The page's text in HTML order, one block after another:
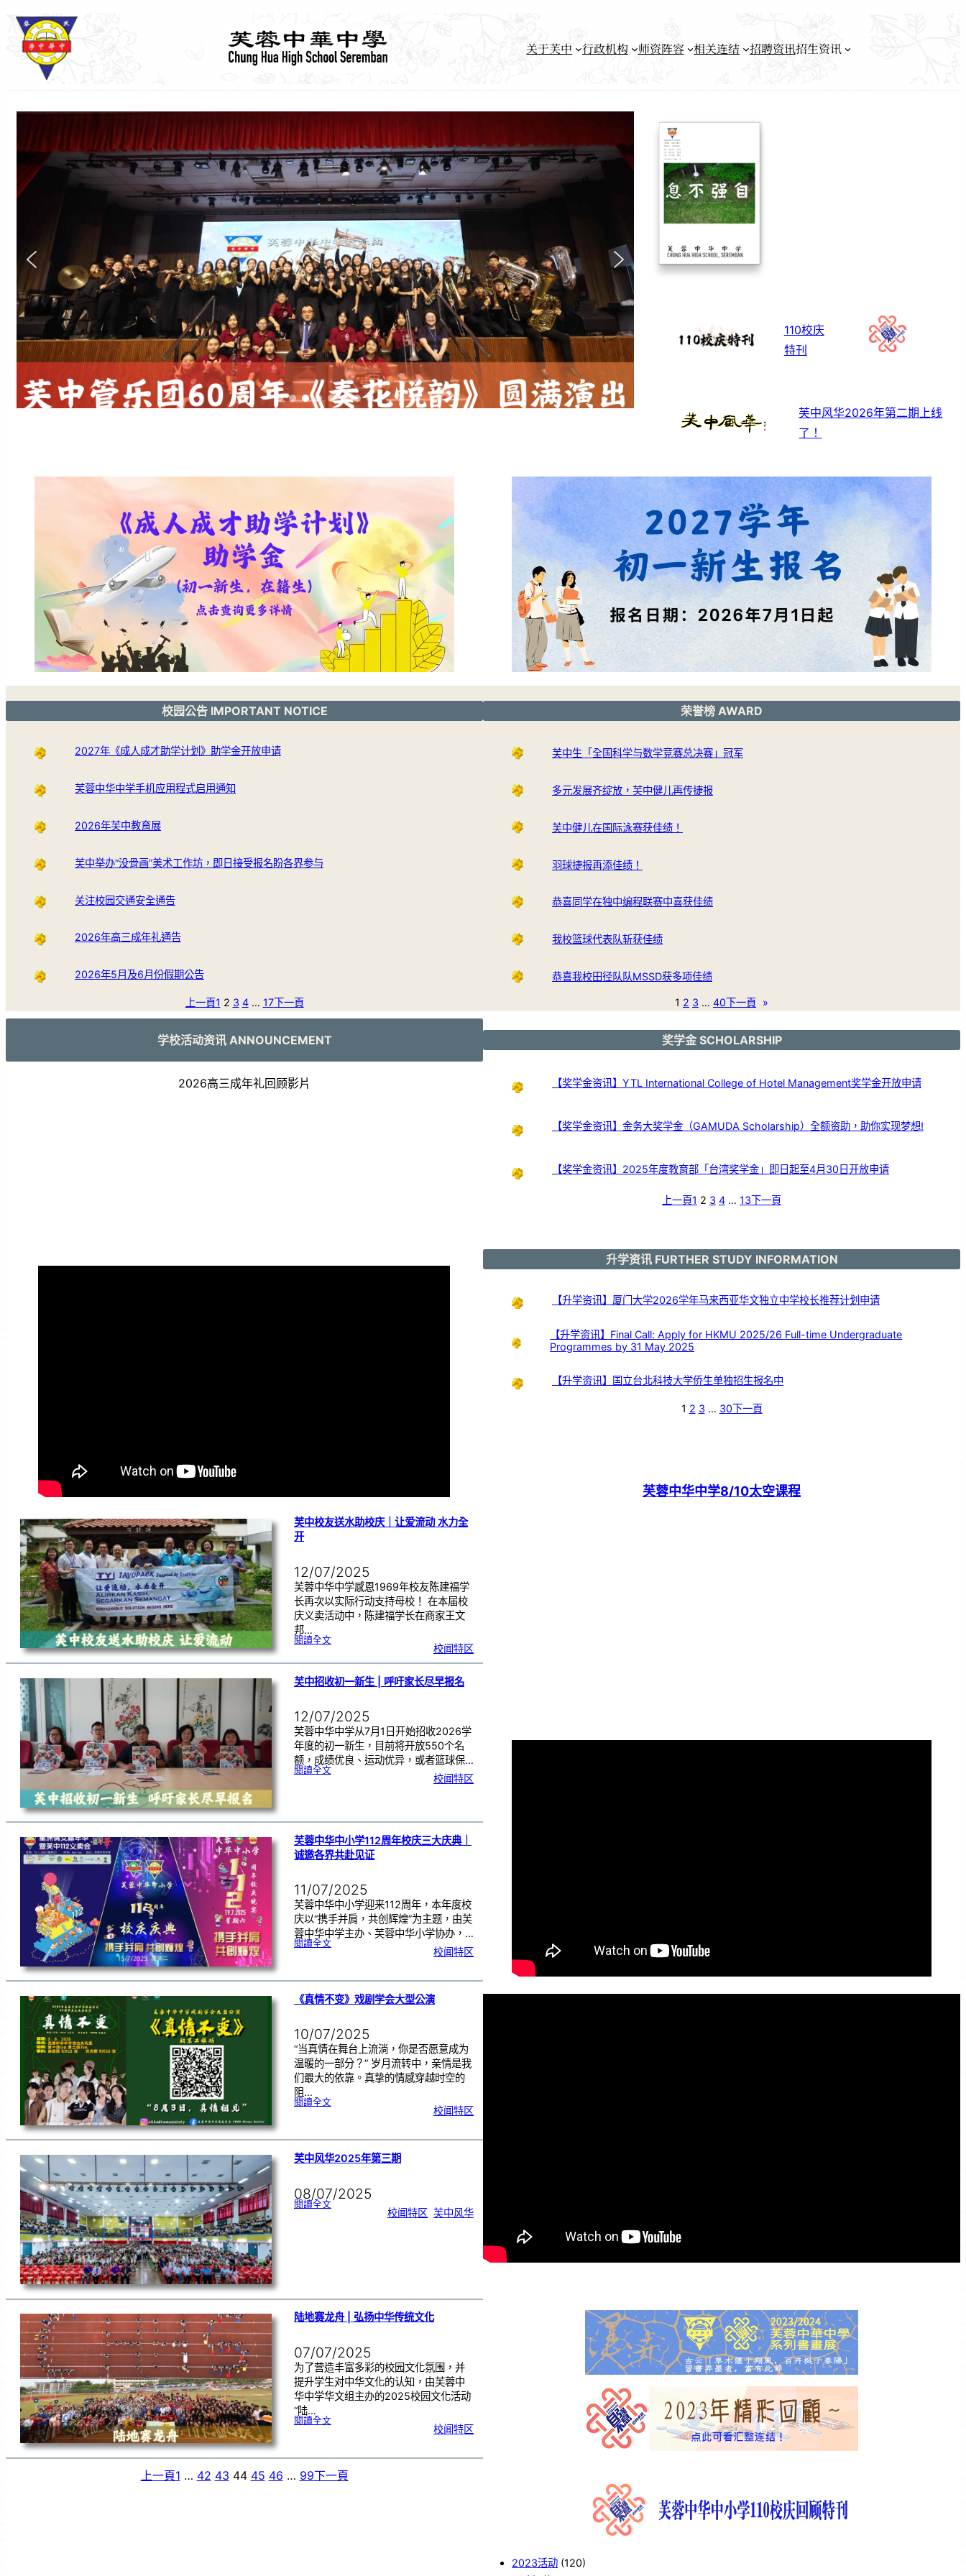
关于芙中 行政机构 师资阵容 相关连结 招聘资讯招生资讯
110校庆
特刊
芙中风华2026年第二期上线
了！
校园公告 IMPORTANT NOTICE
2027年《成人成才助学计划》助学金开放申请
芙蓉中华中学手机应用程式启用通知
2026年芙中教育展
芙中举办“没骨画”美术工作坊，即日接受报名盼各界参与
关注校园交通安全通告
2026年高三成年礼通告
2026年5月及6月份假期公告
上一頁1 2 3 4 … 17下一頁
荣誉榜 AWARD
芙中生「全国科学与数学竞赛总决赛」冠军
多元发展齐绽放，芙中健儿再传捷报
芙中健儿在国际泳赛获佳绩！
羽球捷报再添佳绩！
恭喜同学在独中编程联赛中喜获佳绩
我校篮球代表队斩获佳绩
恭喜我校田径队队MSSD获多项佳绩
1 2 3 … 40下一頁 »
学校活动资讯 ANNOUNCEMENT
2026高三成年礼回顾影片
芙中校友送水助校庆｜让爱流动 水力全
开
12/07/2025
芙蓉中华中学感恩1969年校友陈建福学
长再次以实际行动支持母校！ 在本届校
庆义卖活动中，陈建福学长在商家王文
邦…
閱讀全文:芙
送
助
校
庆
｜
动
水
力
全
开
校闻特区
芙中招收初一新生 | 呼吁家长尽早报名
12/07/2025
芙蓉中华中学从7月1日开始招收2026学
年度的初一新生，目前将开放550个名
额，成绩优良、运动优异，或者篮球保…
閱讀全文:芙
呼
吁
长
尽
早
报
名
校闻特区
芙蓉中华中小学112周年校庆三大庆典｜
诚邀各界共赴见证
11/07/2025
芙蓉中华中小学迎来112周年，本年度校
庆以“携手并肩，共创辉煌”为主题，由芙
蓉中华中学主办、芙蓉中华小学协办，…
閱讀全文:芙
学
1
2
周
年
校
庆
典
｜
诚
邀
各
界
共
赴
见
证
校闻特区
《真情不变》戏剧学会大型公演
10/07/2025
“当真情在舞台上流淌，你是否愿意成为
温暖的一部分？” 岁月流转中，亲情是我
们最大的依靠。真挚的情感穿越时空的
阻…
閱讀全文:《
戏
剧
会
大
型
公
校闻特区
芙中风华2025年第三期
08/07/2025
閱讀全文:芙 校闻特区 芙中风华
陆地赛龙舟 | 弘扬中华传统文化
07/07/2025
为了营造丰富多彩的校园文化氛围，并
提升学生对中华文化的认知，由芙蓉中
华中学华文组主办的2025校园文化活动
“陆…
閱讀全文:陆
扬
华
传
统
校闻特区
上一頁1 … 42 43 44 45 46 … 99下一頁
奖学金 SCHOLARSHIP
【奖学金资讯】YTL International College of Hotel Management奖学金开放申请
【奖学金资讯】金务大奖学金（GAMUDA Scholarship）全额资助，助你实现梦想!
【奖学金资讯】2025年度教育部「台湾奖学金」即日起至4月30日开放申请
上一頁1 2 3 4 … 13下一頁
升学资讯 FURTHER STUDY INFORMATION
【升学资讯】厦门大学2026学年马来西亚华文独立中学校长推荐计划申请
【升学资讯】Final Call: Apply for HKMU 2025/26 Full-time Undergraduate
Programmes by 31 May 2025
【升学资讯】国立台北科技大学侨生单独招生报名中
1 2 3 … 30下一頁
芙蓉中华中学8/10太空课程
2023活动 (120)